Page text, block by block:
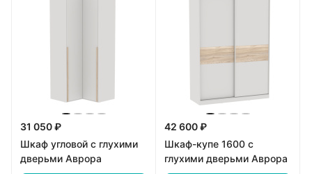
31 050 ₽
Шкаф угловой с глухими
дверьми Аврора
42 600 ₽
Шкаф-купе 1600 с
глухими дверьми Аврора